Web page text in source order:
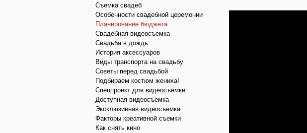
Съемка свадеб
Особенности свадебной церемонии
Планирование бюджета
Свадебная видеосъемка
Свадьба в дождь
История аксессуаров
Виды транспорта на свадьбу
Советы перед свадьбой
Подбираем костюм жениха!
Спецпроект для видеосъёмки
Доступная видеосъемка
Эксклюзивная видеосъемка
Факторы креативной съемки
Как снять кино